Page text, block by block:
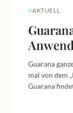
AKTUELL
Guarana
mal von dem
Guarana